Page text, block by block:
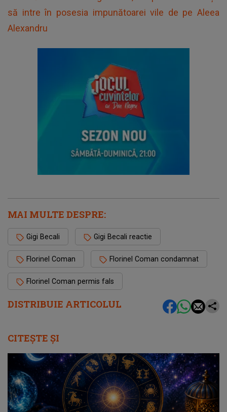
DISTRIBUIE ARTICOLUL
să intre în posesia impunătoarei vile de pe Aleea
Alexandru
MAI MULTE DESPRE:
Gigi Becali Gigi Becali reactie
Florinel Coman Florinel Coman condamnat
Florinel Coman permis fals
CITEȘTE ȘI